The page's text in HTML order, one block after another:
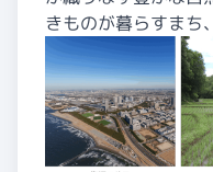
きものが暮らすまち